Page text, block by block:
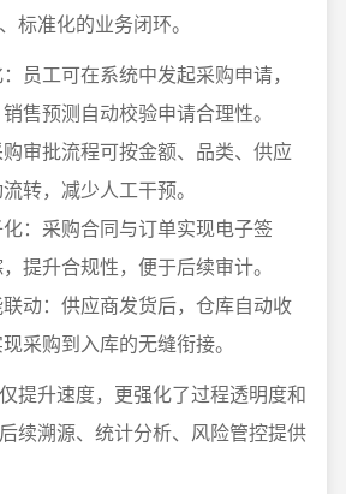
标准化的业务闭环。
员工可在系统中发起采购申请，
售预测自动校验申请合理性。
审批流程可按金额、品类、供应
转，减少人工干预。
：采购合同与订单实现电子签
提升合规性，便于后续审计。
动：供应商发货后，仓库自动收
采购到入库的无缝衔接。
提升速度，更强化了过程透明度和
续溯源、统计分析、风险管控提供